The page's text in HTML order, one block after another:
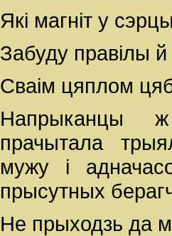
Якi магнiт у
Забуду правiлы
Сваiм цяплом
Напрыканцы
прачытала
мужу і
прысутных
Не прыходзь да